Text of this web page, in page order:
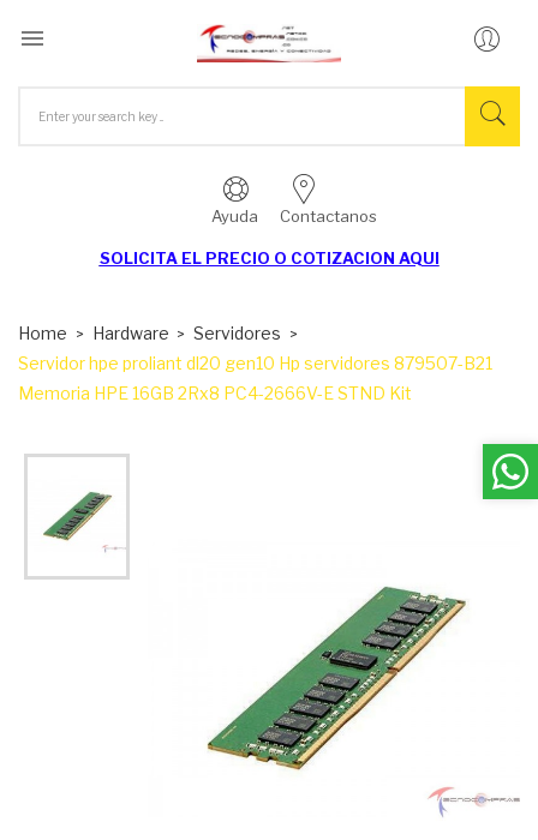

Ayuda Contactanos
SOLICITA EL PRECIO O COTIZACION AQUI
Home Hardware
Servidores
Servidor hpe proliant dl20 gen10 Hp servidores 879507-B21
Memoria HPE 16GB 2Rx8 PC4-2666V-E STND Kit